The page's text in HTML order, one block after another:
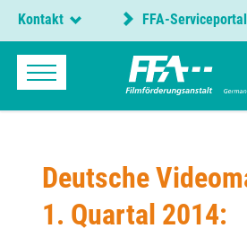
Kontakt FFA-Serviceportal
Deutsche
1. Quartal 2014: